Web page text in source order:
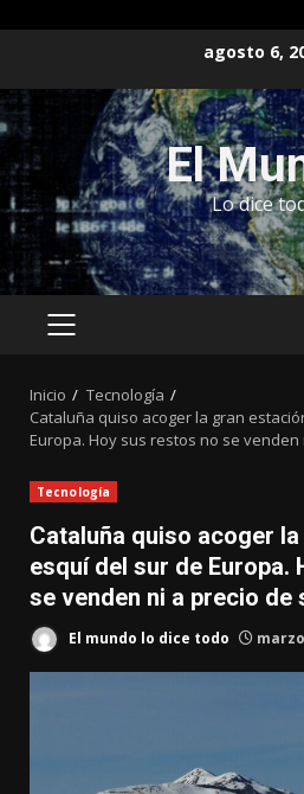
contenido
agosto 6,
El
Lo dice
MENÚ
Inicio
Tecnología
Cataluña quiso acoger la gran
Europa. Hoy sus restos no se
Tecnología
Cataluña quiso acoger
esquí del sur de Europa.
se venden ni a precio de
El mundo lo dice todo